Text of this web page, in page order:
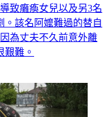
致癱瘓女兒以及另3名
。該名阿嬤難過的替自
為丈夫不久前意外離
艱難。